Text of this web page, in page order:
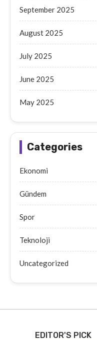
September 2025
August 2025
July 2025
June 2025
May 2025
Categories
Ekonomi
Gündem
Spor
Teknoloji
Uncategorized
EDITOR'S PICK